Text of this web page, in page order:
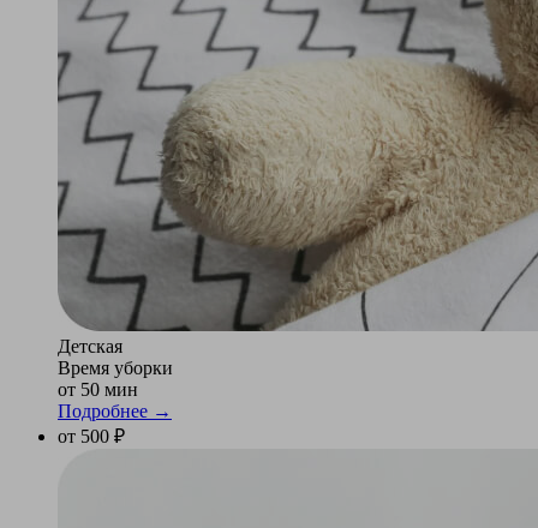
Детская
Время уборки
от 50 мин
Подробнее →
от 500 ₽